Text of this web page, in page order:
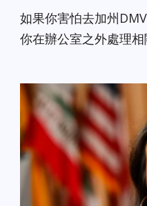
如果你害怕去加州
你在辦公室之外處理相